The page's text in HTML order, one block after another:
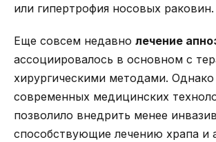
или гипертрофия носовых раковин.
Еще совсем недавно лечение
ассоциировалось в основном с
хирургическими методами. Однако
современных медицинских
позволило внедрить менее
способствующие лечению храпа и